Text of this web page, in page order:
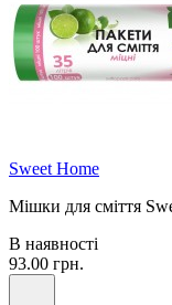
Sweet Home
Мішки для сміття
В наявності
93.00 грн.